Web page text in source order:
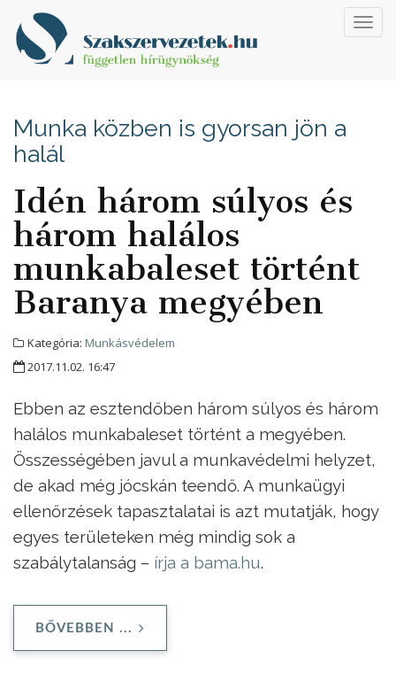
Munka közben is gyorsan jön a
halál
Idén három súlyos és
három halálos
munkabaleset történt
Baranya megyében
Kategória: Munkásvédelem
2017.11.02. 16:47
Ebben az esztendőben három súlyos és három
halálos munkabaleset történt a megyében.
Összességében javul a munkavédelmi helyzet,
de akad még jócskán teendő. A munkaügyi
ellenőrzések tapasztalatai is azt mutatják, hogy
egyes területeken még mindig sok a
szabálytalanság – írja a bama.hu.
BŐVEBBEN ...